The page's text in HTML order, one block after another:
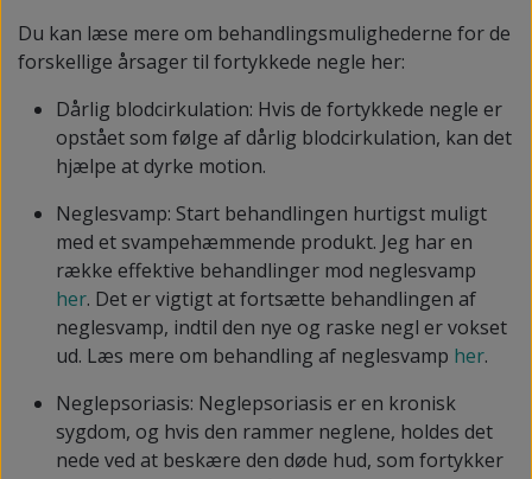
Du kan læse mere om behandlingsmulighederne for de
forskellige årsager til fortykkede negle her:
Dårlig blodcirkulation: Hvis de fortykkede negle er
opstået som følge af dårlig blodcirkulation, kan det
hjælpe at dyrke motion.
Neglesvamp: Start behandlingen hurtigst muligt
med et svampehæmmende produkt. Jeg har en
række effektive behandlinger mod neglesvamp
her. Det er vigtigt at fortsætte behandlingen af
neglesvamp, indtil den nye og raske negl er vokset
ud. Læs mere om behandling af neglesvamp her.
Neglepsoriasis: Neglepsoriasis er en kronisk
sygdom, og hvis den rammer neglene, holdes det
nede ved at beskære den døde hud, som fortykker